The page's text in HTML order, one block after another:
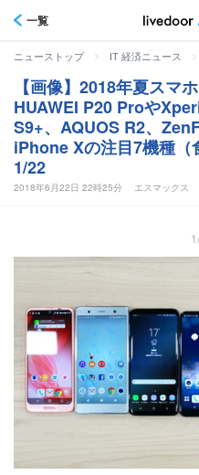
一覧
ニューストップ > IT 経済ニュース >
【画像】2018年夏スマ
HUAWEI P20 Proや
S9+、AQUOS R2、
iPhone Xの注目7機種（
1/22
2018年6月22日 22時25分 エスマックス